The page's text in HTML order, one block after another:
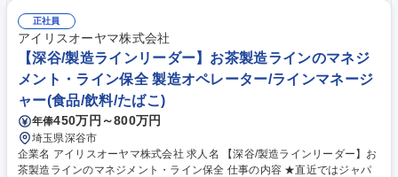
築・管理 ・統計ツールを活用した工程監視および品質改善活動 ・不適合
製品の調査・解析、原因究明および報告資料作成 ・上記業務に関する資料
作成・報告業務 ・ISO9001、IATF16949に基づく品質マネジメント活動の
オン二次電池
正社員
アイリスオーヤマ株式会社
【深谷/製造ラインリーダー】お茶製造ラインのマネジ
メント・ライン保全 製造オペレーター/ラインマネージ
ャー(食品/飲料/たばこ)
年俸450万円～800万円
埼玉県深谷市
企業名 アイリスオーヤマ株式会社 求人名 【深谷/製造ラインリーダー】お
茶製造ラインのマネジメント・ライン保全 仕事の内容 ★直近ではジャパ